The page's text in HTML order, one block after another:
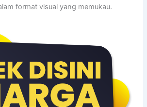
format visual yang memukau.